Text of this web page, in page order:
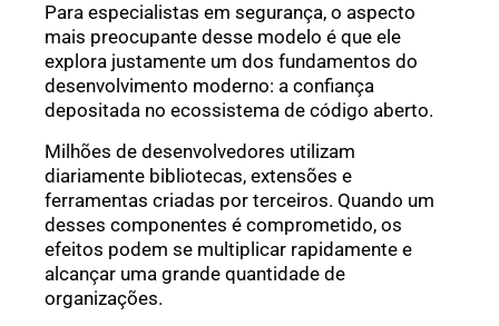
Para especialistas em segurança, o aspecto
mais preocupante desse modelo é que ele
explora justamente um dos fundamentos do
desenvolvimento moderno: a confiança
depositada no ecossistema de código aberto.
Milhões de desenvolvedores utilizam
diariamente bibliotecas, extensões e
ferramentas criadas por terceiros. Quando um
desses componentes é comprometido, os
efeitos podem se multiplicar rapidamente e
alcançar uma grande quantidade de
organizações.